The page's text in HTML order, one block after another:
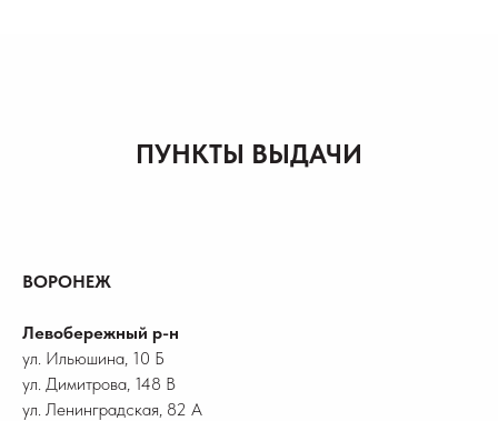
ПУНКТЫ ВЫДАЧИ
ВОРОНЕЖ
Левобережный р-н
ул. Ильюшина, 10 Б
ул. Димитрова, 148 В
ул. Ленинградская, 82 А